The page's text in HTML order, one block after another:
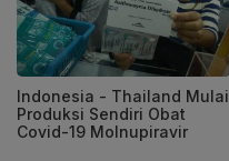
Indonesia - Thailand Mulai
Produksi Sendiri Obat
Covid-19 Molnupiravir